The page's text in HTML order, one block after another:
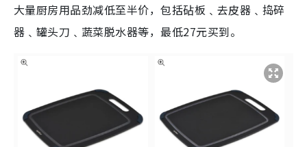
大量厨房用品劲减低至半价，包括砧板﹑去皮器﹑捣碎
器﹑罐头刀﹑蔬菜脱水器等，最低27元买到。